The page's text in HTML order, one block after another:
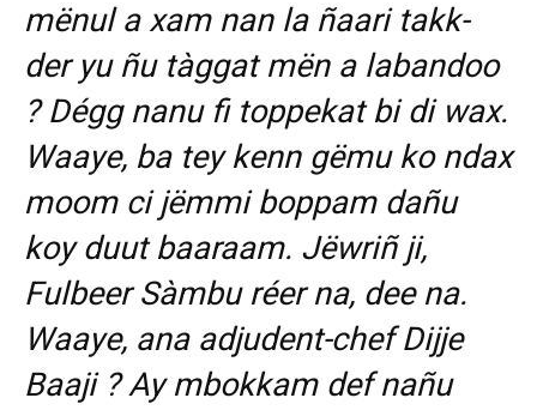
mënul a xam nan la ñaari takk-
der yu ñu tàggat mën a labandoo
? Dégg nanu fi toppekat bi di wax.
Waaye, ba tey kenn gëmu ko ndax
moom ci jëmmi boppam dañu
koy duut baaraam. Jëwriñ ji,
Fulbeer Sàmbu réer na, dee na.
Waaye, ana adjudent-chef Dijje
Baaji ? Ay mbokkam def nañu